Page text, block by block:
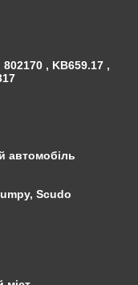
802170 , KB659.17 ,
автомобіль
Scudo